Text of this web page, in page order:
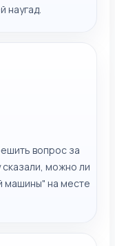
наугад.
вопрос за
сказали, можно ли
машины" на месте